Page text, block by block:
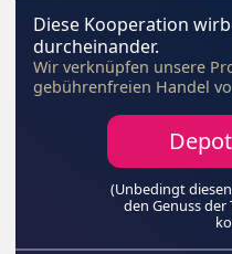
Diese Kooperation
durcheinander.
Wir verknüpfen unsere
gebührenfreien Handel
(Unbedingt
den Genuss der